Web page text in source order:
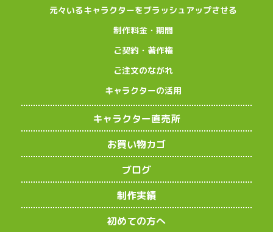
元々いるキャラクターをブラッシュアップさせる
制作料金・期間
ご契約・著作権
ご注文のながれ
キャラクターの活用
キャラクター直売所
お買い物カゴ
ブログ
制作実績
初めての方へ